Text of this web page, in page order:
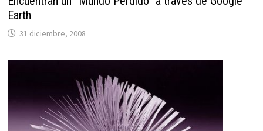
Earth
31 diciembre, 2008